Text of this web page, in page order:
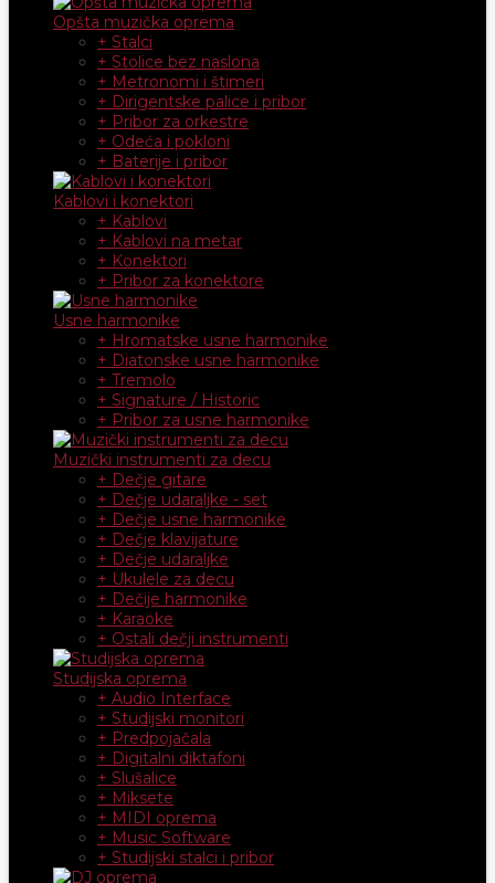
Opšta muzička oprema
+ Stalci
+ Stolice bez naslona
+ Metronomi i štimeri
+ Dirigentske palice i pribor
+ Pribor za orkestre
+ Odeća i pokloni
+ Baterije i pribor
Kablovi i konektori
+ Kablovi
+ Kablovi na metar
+ Konektori
+ Pribor za konektore
Usne harmonike
+ Hromatske usne harmonike
+ Diatonske usne harmonike
+ Tremolo
+ Signature / Historic
+ Pribor za usne harmonike
Muzički instrumenti za decu
+ Dečje gitare
+ Dečje udaraljke - set
+ Dečje usne harmonike
+ Dečje klavijature
+ Dečje udaraljke
+ Ukulele za decu
+ Dečije harmonike
+ Karaoke
+ Ostali dečji instrumenti
Studijska oprema
+ Audio Interface
+ Studijski monitori
+ Predpojačala
+ Digitalni diktafoni
+ Slušalice
+ Miksete
+ MIDI oprema
+ Music Software
+ Studijski stalci i pribor